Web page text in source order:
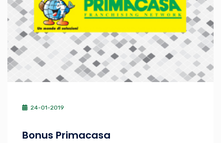
24-01-2019
Bonus Primacasa